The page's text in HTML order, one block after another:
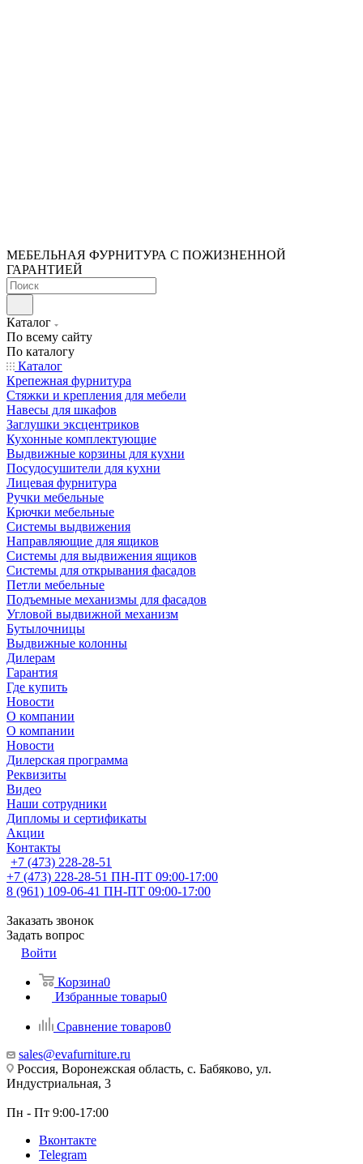
МЕБЕЛЬНАЯ ФУРНИТУРА С ПОЖИЗНЕННОЙ
ГАРАНТИЕЙ
Каталог
По всему сайту
По каталогу
Каталог
Крепежная фурнитура
Стяжки и крепления для мебели
Навесы для шкафов
Заглушки эксцентриков
Кухонные комплектующие
Выдвижные корзины для кухни
Посудосушители для кухни
Лицевая фурнитура
Ручки мебельные
Крючки мебельные
Системы выдвижения
Направляющие для ящиков
Системы для выдвижения ящиков
Системы для открывания фасадов
Петли мебельные
Подъемные механизмы для фасадов
Угловой выдвижной механизм
Бутылочницы
Выдвижные колонны
Дилерам
Гарантия
Где купить
Новости
О компании
О компании
Новости
Дилерская программа
Реквизиты
Видео
Наши сотрудники
Дипломы и сертификаты
Акции
Контакты
+7 (473) 228-28-51
+7 (473) 228-28-51 ПН-ПТ 09:00-17:00
8 (961) 109-06-41 ПН-ПТ 09:00-17:00
Заказать звонок
Задать вопрос
Войти
Корзина0
Избранные товары0
Сравнение товаров0
sales@evafurniture.ru
Россия, Воронежская область, с. Бабяково, ул.
Индустриальная, 3
Пн - Пт 9:00-17:00
Вконтакте
Telegram